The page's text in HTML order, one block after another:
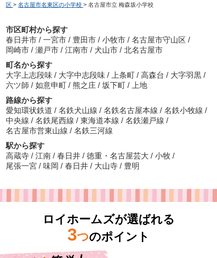
区 > 名古屋市名東区の小学校 > 名古屋市立 梅森坂小学校
市区町村から探す
春日井市 / 一宮市 / 豊田市 / 小牧市 / 名古屋市守山区 /
岡崎市 / 瀬戸市 / 江南市 / 犬山市 / 北名古屋市
町名から探す
大字上志段味 / 大字中志段味 / 上条町 / 高森台 / 大字羽黒 /
六ツ師 / 如意申町 / 熊之庄 / 坂下町 /
上地
路線から探す
愛知環状鉄道 / 名鉄犬山線 / 名鉄名古屋本線 / 名鉄小牧線 /
中央線 / 名鉄尾西線 / 東海道本線 / 名鉄瀬戸線 /
名古屋市営東山線 / 名鉄三河線
駅から探す
高蔵寺 / 江南 / 春日井 / 徳重・名古屋芸大 / 小牧 /
尾張一宮 / 味岡 / 春日井 / 大山寺 / 豊明
ロイホームズが選ばれる
3つのポイント